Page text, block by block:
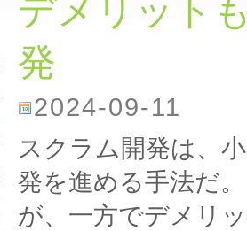
デメリット
発
2024-09-11
スクラム開発は、
発を進める手法だ
が、一方でデメリ